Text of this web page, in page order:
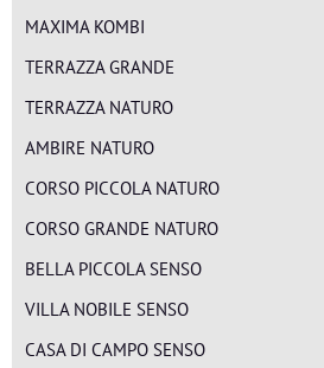
MAXIMA KOMBI
TERRAZZA GRANDE
TERRAZZA NATURO
AMBIRE NATURO
CORSO PICCOLA NATURO
CORSO GRANDE NATURO
BELLA PICCOLA SENSO
VILLA NOBILE SENSO
CASA DI CAMPO SENSO